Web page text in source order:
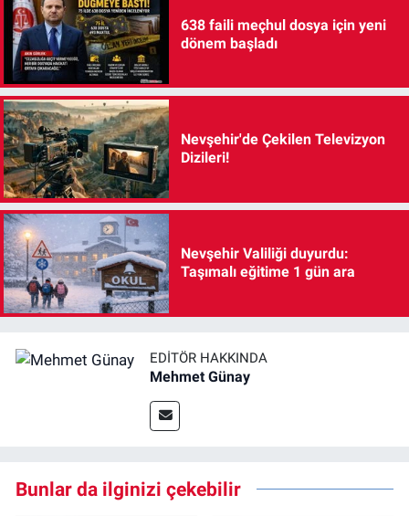
638 faili meçhul dosya için yeni
dönem başladı
Nevşehir'de Çekilen Televizyon
Dizileri!
Nevşehir Valiliği duyurdu:
Taşımalı eğitime 1 gün ara
EDITÖR HAKKINDA
Mehmet Günay
Bunlar da ilginizi çekebilir